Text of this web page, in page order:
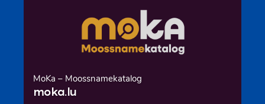
MoKa – Moossnamekatalog
moka.lu